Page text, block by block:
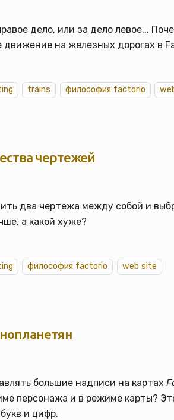
дело, или за дело левое...
движение на железных дорогах в
trains философия factorio
чертежей
два чертежа между собой и
а какой хуже?
философия factorio web site
большие надписи на картах
персонажа и в режиме карты?
и цифр.